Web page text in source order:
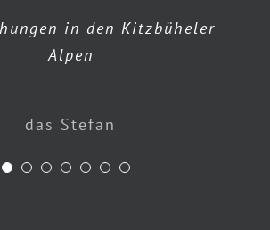
in den Kitzbüheler
Alpen
das Stefan